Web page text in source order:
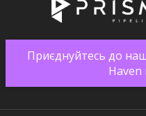
Приєднуйтесь до
Haven